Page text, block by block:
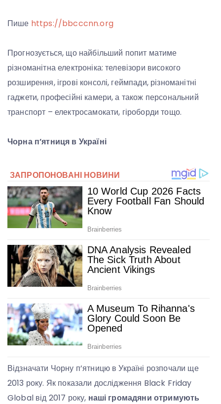
Пише https://bbcccnn.org
Прогнозується, що найбільший попит матиме
різноманітна електроніка: телевізори високого
розширення, ігрові консолі, геймпади, різноманітні
гаджети, професійні камери, а також персональний
транспорт – електросамокати, гіроборди тощо.
Чорна п’ятниця в Україні
Відзначати Чорну п’ятницю в Україні розпочали ще
2013 року. Як показали дослідження Black Friday
Global від 2017 року, наші громадяни отримують